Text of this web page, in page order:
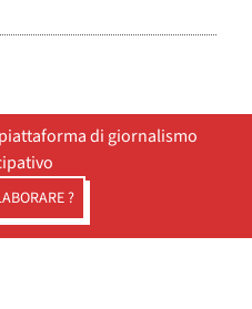
di giornalismo
?